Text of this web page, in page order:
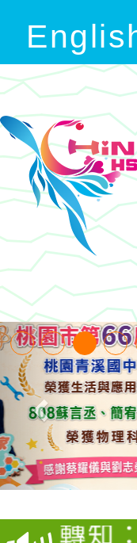
【甄
學年
結果(
【甄
學年
轉知